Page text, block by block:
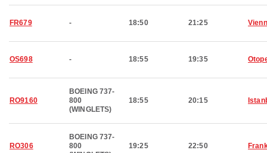
FR679 - 18:50 21:25
OS698 - 18:55 19:35
RO9160
BOEING 737-
800
(WINGLETS)
18:55 20:15
RO306
BOEING 737-
800
19:25 22:50